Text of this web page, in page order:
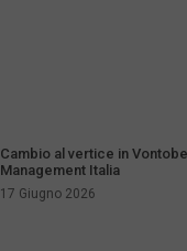
Cambio al vertice in
Management Italia
17 Giugno 2026